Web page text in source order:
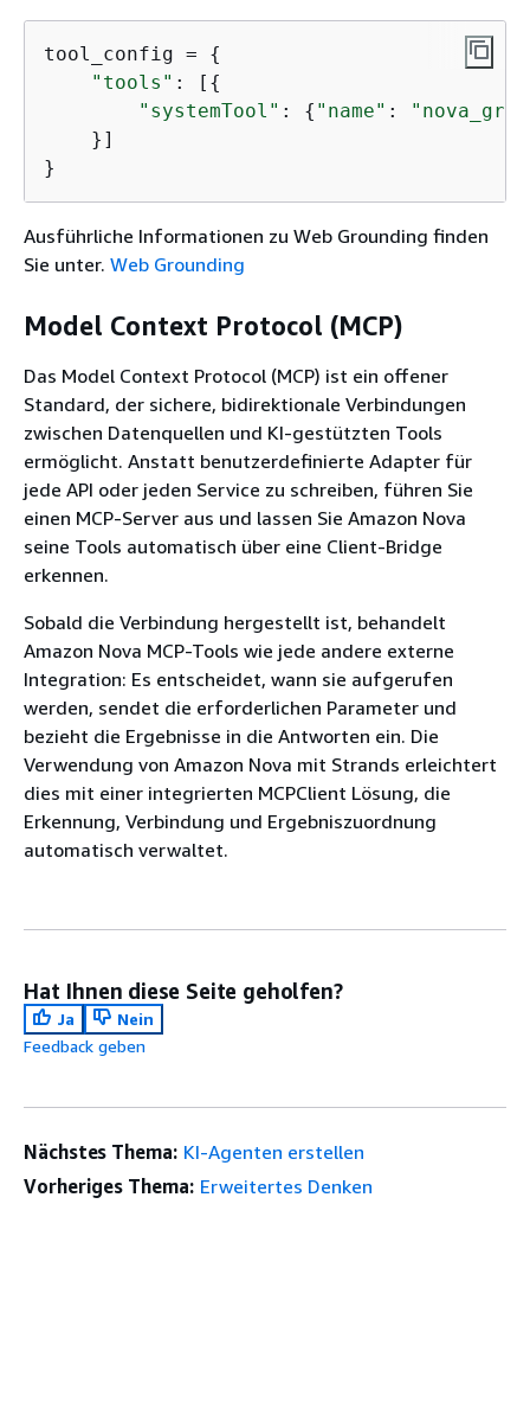
tool_config = {
"tools" : [ {
"systemTool" : { "name" :
    }]
}
Ausführliche Informationen zu Web Grounding finden
Sie unter. Web Grounding
Model Context Protocol (MCP)
Das Model Context Protocol (MCP) ist ein offener
Standard, der sichere, bidirektionale Verbindungen
zwischen Datenquellen und KI-gestützten Tools
ermöglicht. Anstatt benutzerdefinierte Adapter für
jede API oder jeden Service zu schreiben, führen Sie
einen MCP-Server aus und lassen Sie Amazon Nova
seine Tools automatisch über eine Client-Bridge
erkennen.
Sobald die Verbindung hergestellt ist, behandelt
Amazon Nova MCP-Tools wie jede andere externe
Integration: Es entscheidet, wann sie aufgerufen
werden, sendet die erforderlichen Parameter und
bezieht die Ergebnisse in die Antworten ein. Die
Verwendung von Amazon Nova mit Strands erleichtert
dies mit einer integrierten MCPClient Lösung, die
Erkennung, Verbindung und Ergebniszuordnung
automatisch verwaltet.
Hat Ihnen diese Seite geholfen?
Ja
Nein
Feedback geben
Nächstes Thema: KI-Agenten erstellen
Vorheriges Thema: Erweitertes Denken